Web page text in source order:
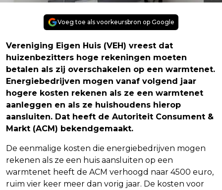
Voeg toe als voorkeursbron op Google
Vereniging Eigen Huis (VEH) vreest dat
huizenbezitters hoge rekeningen moeten
betalen als zij overschakelen op een warmtenet.
Energiebedrijven mogen vanaf volgend jaar
hogere kosten rekenen als ze een warmtenet
aanleggen en als ze huishoudens hierop
aansluiten. Dat heeft de Autoriteit Consument &
Markt (ACM) bekendgemaakt.
De eenmalige kosten die energiebedrijven mogen
rekenen als ze een huis aansluiten op een
warmtenet heeft de ACM verhoogd naar 4500 euro,
ruim vier keer meer dan vorig jaar. De kosten voor